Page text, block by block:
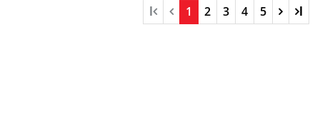
l 1 2 3 4 5 l